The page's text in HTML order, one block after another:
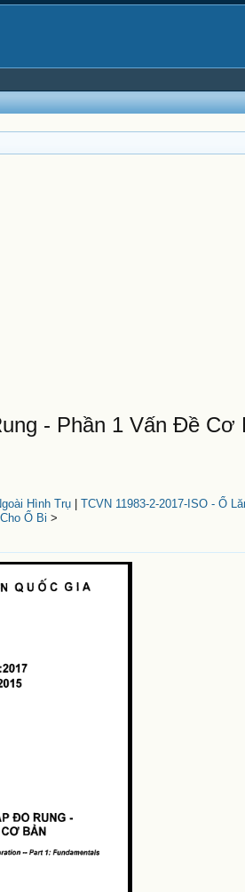
- Phần 1 Vấn Đề Cơ
Hình Trụ| TCVN 11983-2-2017-ISO - Ổ
Ổ Bi >